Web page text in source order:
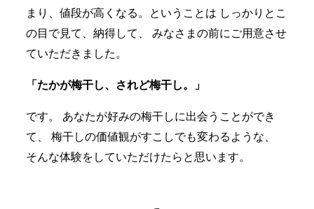
まり、値段が高くなる。ということは しっかりとこ
の目で見て、納得して、
みなさまの前にご用意させ
ていただきました。
「たかが梅干し、されど梅干し。」
です。
あなたが好みの梅干しに出会うことができ
て、
梅干しの価値観がすこしでも変わるような、
そんな体験をしていただけたらと思います。